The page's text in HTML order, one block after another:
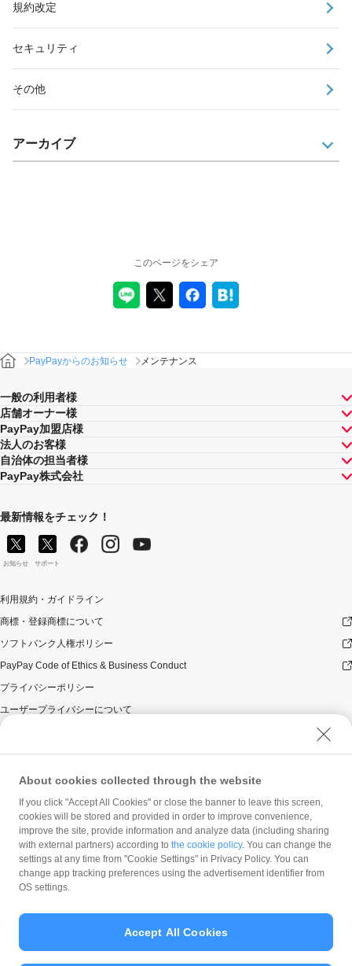
規約改定
セキュリティ
その他
アーカイブ
このページをシェア
PayPayからのお知らせ メンテナンス
一般の利用者様
店舗オーナー様
PayPay加盟店様
法人のお客様
自治体の担当者様
PayPay株式会社
最新情報をチェック！
お知らせ サポート
利用規約・ガイドライン
商標・登録商標について
ソフトバンク人権ポリシー
PayPay Code of Ethics & Business Conduct
プライバシーポリシー
ユーザープライバシーについて
ウェブサイト利用規約
反社会的勢力に対する方針
勧誘方針
マネロン等基本方針
カスタマーハラスメントに関する当社の考え方
© PayPay Corporation
About cookies collected through the website
If you click "Accept All Cookies" or close the banner to leave this screen,
cookies will be stored and provided in order to improve convenience,
improve the site, provide information and analyze data (including sharing
with external partners) according to the cookie policy. You can change the
settings at any time from "Cookie Settings" in Privacy Policy. You can
change app tracking preferences using the advertisement identifier from
OS settings.
Accept All Cookies